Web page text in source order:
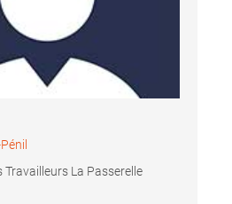
Travailleurs La Passerelle